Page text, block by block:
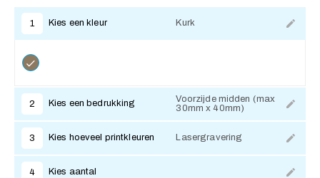
1 Kies een kleur Kurk
2 Kies een bedrukking
Voorzijde midden (max
30mm x 40mm)
3 Kies hoeveel printkleuren Lasergravering
4 Kies aantal